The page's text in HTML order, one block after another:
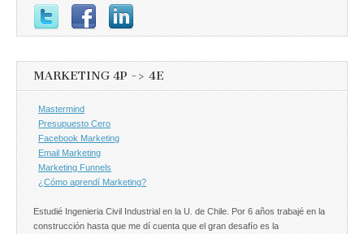
MARKETING 4P -> 4E
Mastermind
Presupuesto Cero
Facebook Marketing
Email Marketing
Marketing Funnels
¿Cómo aprendí Marketing?
Estudié Ingenieria Civil Industrial en la U. de Chile. Por 6 años trabajé en la
construcción hasta que me dí cuenta que el gran desafío es la